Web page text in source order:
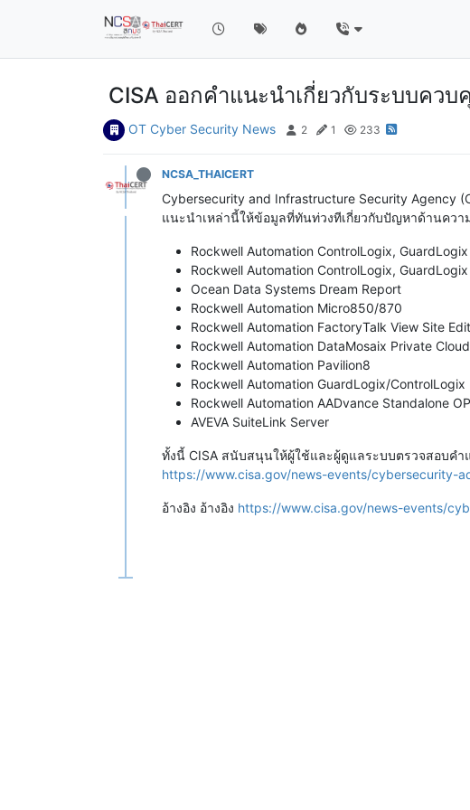
CISA ออกคำแนะนำเกี่ยวกับระบบคว
OT Cyber Security News 2 1 233
NCSA_THAICERT
Cybersecurity and Infrastructure Security Agency
แนะนำเหล่านี้ให้ข้อมูลที่ทันท่วงทีเกี่ยวกับปัญหาด้านคว
Rockwell Automation ControlLogix,
Rockwell Automation ControlLogix,
Ocean Data Systems Dream Report
Rockwell Automation Micro850/870
Rockwell Automation FactoryTalk View Site
Rockwell Automation DataMosaix Private Cloud
Rockwell Automation Pavilion8
Rockwell Automation GuardLogix/
Rockwell Automation AADvance Standalone
AVEVA SuiteLink Server
ทั้งนี้ CISA สนับสนุนให้ผู้ใช้และผู้ดูแลระบบตรวจสอบคำ
https://www.cisa.gov/news-events/cybersecurity-
อ้างอิง อ้างอิง https://www.cisa.gov/news-events/